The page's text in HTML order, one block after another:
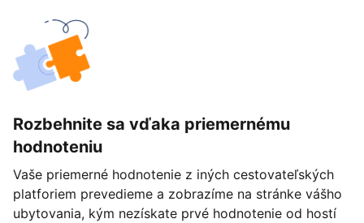
Rozbehnite sa vďaka priemernému
hodnoteniu
Vaše priemerné hodnotenie z iných cestovateľských
platforiem prevedieme a zobrazíme na stránke vášho
ubytovania, kým nezískate prvé hodnotenie od hostí